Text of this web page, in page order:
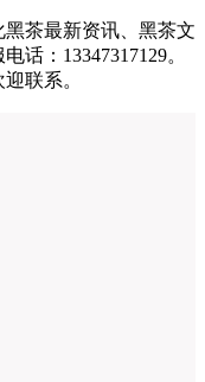
茶最新资讯、黑茶文
话：13347317129。
联系。